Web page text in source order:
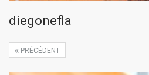
diegonefla
PRÉCÉDENT